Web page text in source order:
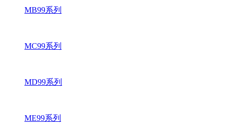
MB99系列
MC99系列
MD99系列
ME99系列